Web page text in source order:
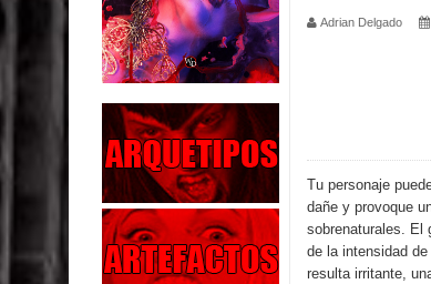
Parte 02: Los Muertos Gobiernan a los
Parte 01: Escondido a Plena Luz
Parte 02: El Enemigo de mi Enemigo
Parte 06: Coletazos
Parte 05: Los Horrores del Infierno
Parte 04: Oídos Sordos
Adrian Delgado
Tu personaje
dañe y provoque
sobrenaturales. El
de la intensidad
resulta irritante,